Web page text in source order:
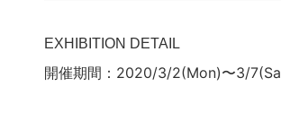
EXHIBITION DETAIL
開催期間：2020/3/2(Mon)〜3/